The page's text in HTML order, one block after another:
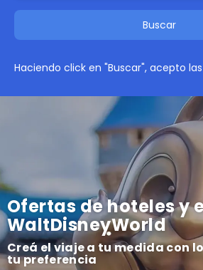
Ofertas de hoteles y
WaltDisneyWorld
Creá el viaje a tu medida con
tu preferencia
Buscar
Haciendo click en "Buscar", acepto las